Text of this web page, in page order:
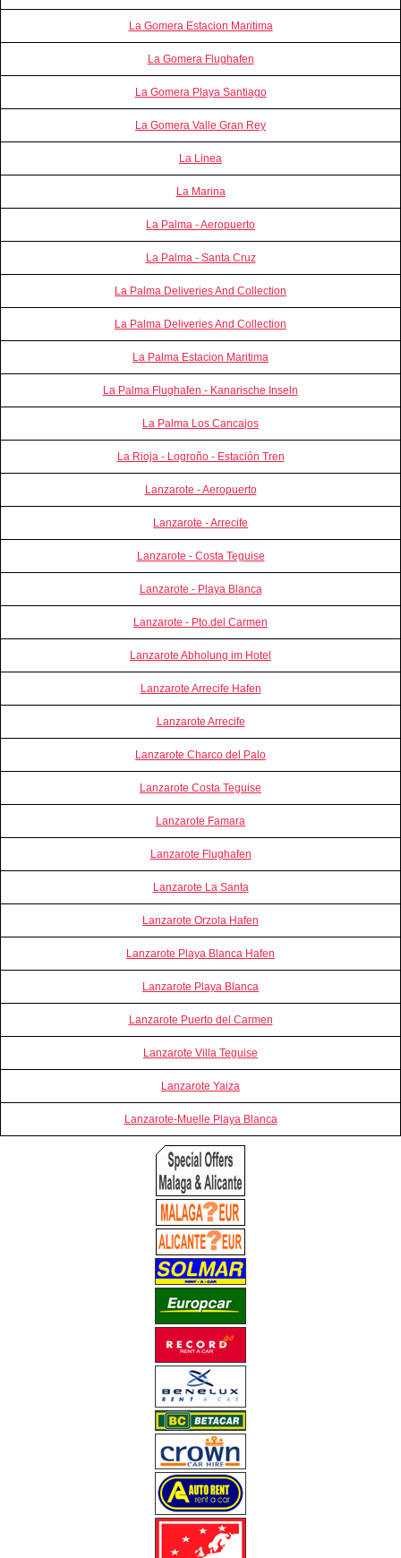
La Gomera Estacion Maritima
La Gomera Flughafen
La Gomera Playa Santiago
La Gomera Valle Gran Rey
La Linea
La Marina
La Palma - Aeropuerto
La Palma - Santa Cruz
La Palma Deliveries And Collection
La Palma Deliveries And Collection
La Palma Estacion Maritima
La Palma Flughafen - Kanarische Inseln
La Palma Los Cancajos
La Rioja - Logroño - Estación Tren
Lanzarote - Aeropuerto
Lanzarote - Arrecife
Lanzarote - Costa Teguise
Lanzarote - Playa Blanca
Lanzarote - Pto.del Carmen
Lanzarote Abholung im Hotel
Lanzarote Arrecife Hafen
Lanzarote Arrecife
Lanzarote Charco del Palo
Lanzarote Costa Teguise
Lanzarote Famara
Lanzarote Flughafen
Lanzarote La Santa
Lanzarote Orzola Hafen
Lanzarote Playa Blanca Hafen
Lanzarote Playa Blanca
Lanzarote Puerto del Carmen
Lanzarote Villa Teguise
Lanzarote Yaiza
Lanzarote-Muelle Playa Blanca